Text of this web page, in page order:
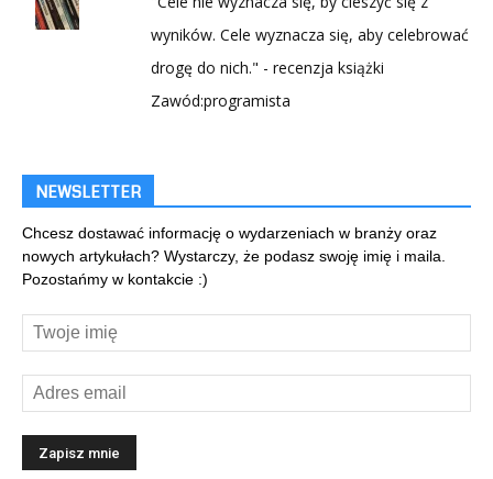
wyników. Cele wyznacza się, aby celebrować
drogę do nich." - recenzja książki
Zawód:programista
NEWSLETTER
Chcesz dostawać informację o wydarzeniach w branży oraz
nowych artykułach? Wystarczy, że podasz swoję imię i maila.
Pozostańmy w kontakcie :)